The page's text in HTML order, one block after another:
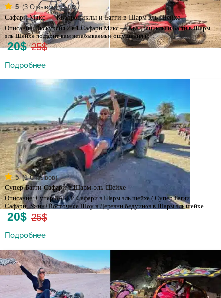
5 (3Отзывов)
Сафари Микс — Квадроциклы и Багги в Шарм эль Шейхе
Описание: Экскурсия 2 в 1 Сафари Микс — Квадроциклы и Багги в Шарм
эль Шейхе подарит вам незабываемые ощущения и…
20$ 25$
Подробнее
5 (1Отзывов)
Супер Багги Сафари в Шарм-эль-Шейхе
Описание: Супер БАГГИ Сафари в Шарм эль шейхе ( Супер Багии
Сафари+Ужин+Восточное Шоу в Деревни бедуинов в Шарм эль шейхе…
20$ 25$
Подробнее